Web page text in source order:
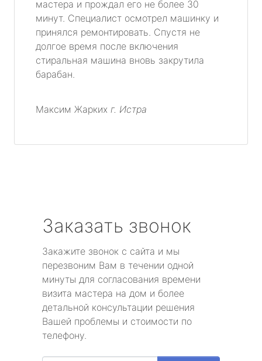
мастера и прождал его не более 30
минут. Специалист осмотрел машинку и
принялся ремонтировать. Спустя не
долгое время после включения
стиральная машина вновь закрутила
барабан.
Максим Жарких г. Истра
Заказать звонок
Закажите звонок с сайта и мы
перезвоним Вам в течении одной
минуты для согласования времени
визита мастера на дом и более
детальной консультации решения
Вашей проблемы и стоимости по
телефону.